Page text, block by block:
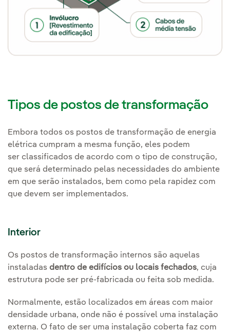
Tipos de postos de transformação
Embora todos os postos de transformação de energia
elétrica cumpram a mesma função, eles podem
ser classificados de acordo com o tipo de construção,
que será determinado pelas necessidades do ambiente
em que serão instalados, bem como pela rapidez com
que devem ser implementados.
Interior
Os postos de transformação internos são aquelas
instaladas dentro de edifícios ou locais fechados, cuja
estrutura pode ser pré-fabricada ou feita sob medida.
Normalmente, estão localizados em áreas com maior
densidade urbana, onde não é possível uma instalação
externa. O fato de ser uma instalação coberta faz com